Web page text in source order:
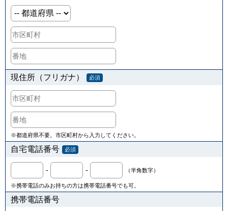
現住所（フリガナ） 必須
※都道府県不要。市区町村から入力してください。
自宅電話番号 必須
- - （半角数字）
※携帯電話のみお持ちの方は携帯電話番号でも可。
携帯電話番号